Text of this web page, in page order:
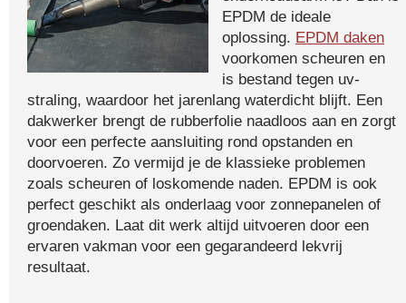
EPDM de ideale
oplossing. EPDM daken
voorkomen scheuren en
is bestand tegen uv-
straling, waardoor het jarenlang waterdicht blijft. Een
dakwerker brengt de rubberfolie naadloos aan en zorgt
voor een perfecte aansluiting rond opstanden en
doorvoeren. Zo vermijd je de klassieke problemen
zoals scheuren of loskomende naden. EPDM is ook
perfect geschikt als onderlaag voor zonnepanelen of
groendaken. Laat dit werk altijd uitvoeren door een
ervaren vakman voor een gegarandeerd lekvrij
resultaat.